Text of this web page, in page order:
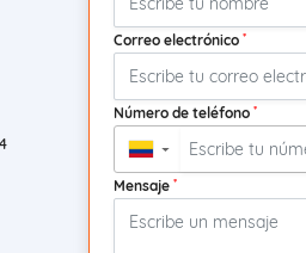
Correo electrónico *
Número de teléfono *
▼
Mensaje *